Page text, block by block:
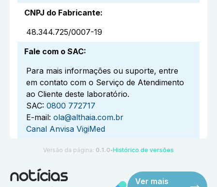
CNPJ do Fabricante:
48.344.725/0007-19
Fale com o SAC:
Para mais informações ou suporte, entre
em contato com o Serviço de Atendimento
ao Cliente deste laboratório.
SAC: 0800 772717
E-mail: ola@althaia.com.br
Canal Anvisa VigiMed
Versão da página: 0.1.0 ●Histórico de versões
notícias
Ver mais